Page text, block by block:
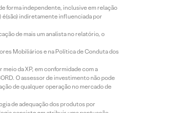
forma independente, inclusive em relação
é(são) indiretamente influenciada por
de mais um analista no relatório, o
Mobiliários e na Política de Conduta dos
da XP, em conformidade com a
O assessor de investimento não pode
de qualquer operação no mercado de
de adequação dos produtos por